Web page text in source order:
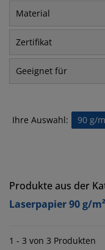
Material
Zertifikat
Geeignet für
Ihre Auswahl: 90 g/
Produkte aus der
Laserpapier 90 g/
1 - 3 von 3 Produkten